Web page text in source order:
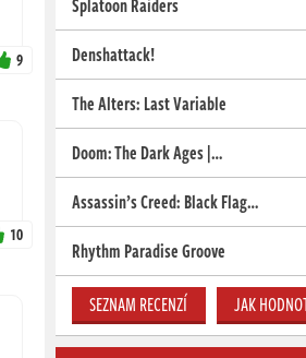
9
10
Splatoon Raiders
Denshattack!
The Alters: Last Variable
Doom: The Dark Ages |…
Assassin’s Creed: Black Flag…
Rhythm Paradise Groove
SEZNAM RECENZÍ JAK